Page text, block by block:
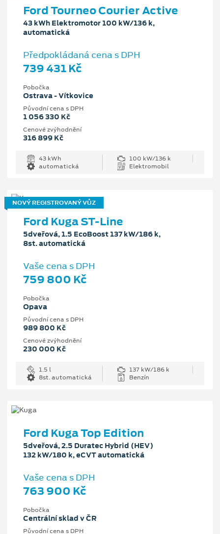
Ford Tourneo Courier Active
43 kWh Elektromotor 100 kW/136 k,
automatická
Předpokládaná cena s DPH
739 431 Kč
Pobočka
Ostrava - Vítkovice
Původní cena s DPH
1 056 330 Kč
Cenové zvýhodnění
316 899 Kč
43 kWh
100 kW/136 k
automatická
Elektromobil
NOVÝ REGISTROVANÝ VŮZ
Ford Kuga ST-Line
5dveřová, 1.5 EcoBoost 137 kW/186 k,
8st. automatická
Vaše cena s DPH
759 800 Kč
Pobočka
Opava
Původní cena s DPH
989 800 Kč
Cenové zvýhodnění
230 000 Kč
1.5 l
137 kW/186 k
8st. automatická
Benzín
Ford Kuga Top Edition
5dveřová, 2.5 Duratec Hybrid (HEV)
132 kW/180 k, eCVT automatická
Vaše cena s DPH
763 900 Kč
Pobočka
Centrální sklad v ČR
Původní cena s DPH